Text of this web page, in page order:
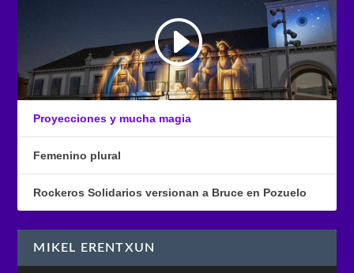
Proyecciones y mucha magia
Femenino plural
Rockeros Solidarios versionan a Bruce en Pozuelo
MIKEL ERENTXUN